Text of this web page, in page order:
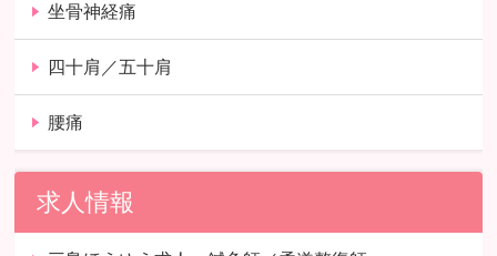
坐骨神経痛
四十肩／五十肩
腰痛
求人情報